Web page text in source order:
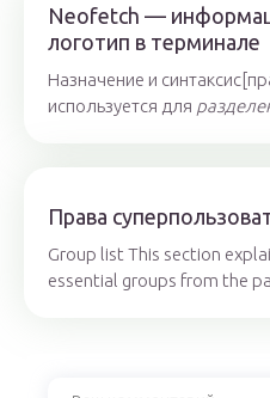
Neofetch —
логотип в терминале
Назначение и
используется для
Права
Group list This section
essential groups from the